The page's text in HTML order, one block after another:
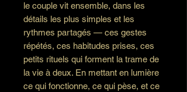
le couple vit ensemble, dans les
détails les plus simples et les
rythmes partagés — ces gestes
répétés, ces habitudes prises, ces
petits rituels qui forment la trame de
la vie à deux. En mettant en lumière
ce qui fonctionne, ce qui pèse, et ce